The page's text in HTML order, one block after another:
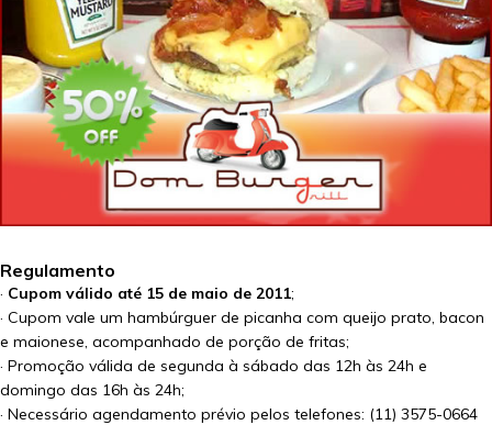
Regulamento
· Cupom válido até 15 de maio de 2011;
· Cupom vale um hambúrguer de picanha com queijo prato, bacon
e maionese, acompanhado de porção de fritas;
· Promoção válida de segunda à sábado das 12h às 24h e
domingo das 16h às 24h;
· Necessário agendamento prévio pelos telefones: (11) 3575-0664